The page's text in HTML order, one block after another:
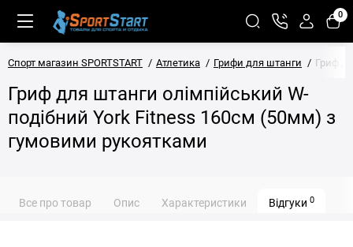
0
Спорт магазин SPORTSTART Атлетика Грифи для штанги Гриф
Гриф для штанги олімпійський W-
подібний York Fitness 160см (50мм) з
гумовими рукоятками
Все про товар Опис Характеристики Відгуки 0